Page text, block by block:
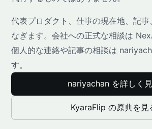
代表プロダクト、仕事の現在地、記
なぎます。会社への正式な相談は
個人的な連絡や記事の相談は
す。
nariyachan を詳しく
KyaraFlip の原典を見